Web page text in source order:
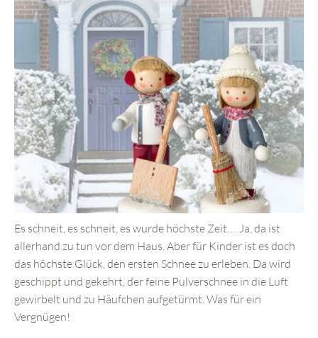
Es schneit, es schneit, es wurde höchste Zeit…. Ja, da ist
allerhand zu tun vor dem Haus. Aber für Kinder ist es doch
das höchste Glück, den ersten Schnee zu erleben. Da wird
geschippt und gekehrt, der feine Pulverschnee in die Luft
gewirbelt und zu Häufchen aufgetürmt. Was für ein
Vergnügen!